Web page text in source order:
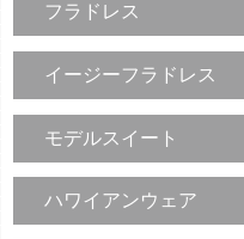
フラドレス
イージーフラドレス
モデルスイート
ハワイアンウェア